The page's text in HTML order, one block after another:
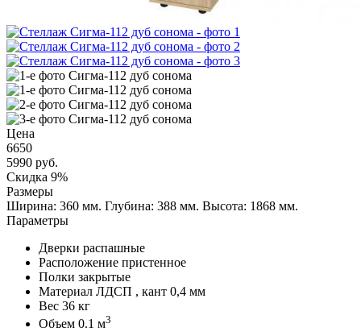
Цена
6650
5990 руб.
Скидка 9%
Размеры
Ширина: 360 мм. Глубина: 388 мм. Высота: 1868 мм.
Параметры
Дверки распашные
Расположение пристенное
Полки закрытые
Материал ЛДСП , кант 0,4 мм
Вес 36 кг
Объем 0.1 м3